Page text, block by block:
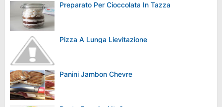
Preparato Per Cioccolata In Tazza
Pizza A Lunga Lievitazione
Panini Jambon Chevre